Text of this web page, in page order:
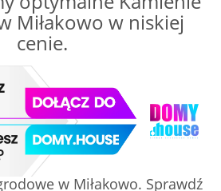
Miłakowo w niskiej
cenie.
w Miłakowo. Sprawdź